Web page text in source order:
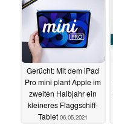
Gerücht: Mit dem iPad
Pro mini plant Apple im
zweiten Halbjahr ein
kleineres Flaggschiff-
Tablet 06.05.2021